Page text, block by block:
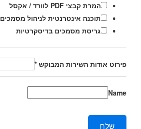
המרת קבצי PDF לוורד / אקסל
תוכנה אינטרנטית לניהול מסמכים
גריסת מסמכים בדיסקרטיות
פירוט אודות השירות המבוקש *
Name
שלח